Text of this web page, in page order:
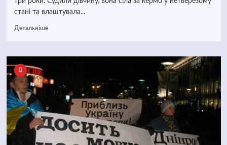
стані та влаштувала...
Детальніше